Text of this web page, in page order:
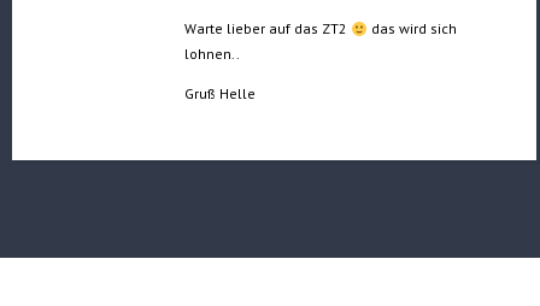
Warte lieber auf das ZT2
das wird sich
lohnen..
Gruß Helle